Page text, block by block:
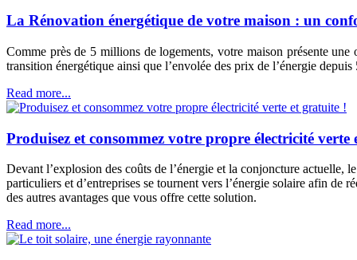
La Rénovation énergétique de votre maison : un
Comme près de 5 millions de logements, votre maison présente
transition énergétique ainsi que l’envolée des prix de l’énergie
Read more...
Produisez et consommez votre propre électricité verte
Devant l’explosion des coûts de l’énergie et la conjoncture actuelle,
particuliers et d’entreprises se tournent vers l’énergie solaire afin de
des autres avantages que vous offre cette solution.
Read more...